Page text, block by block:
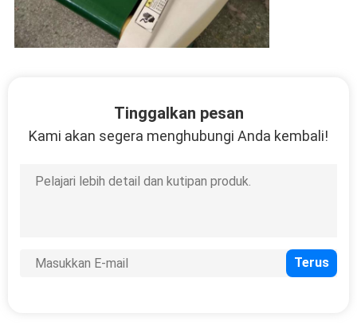
Tinggalkan pesan
Kami akan segera menghubungi Anda kembali!